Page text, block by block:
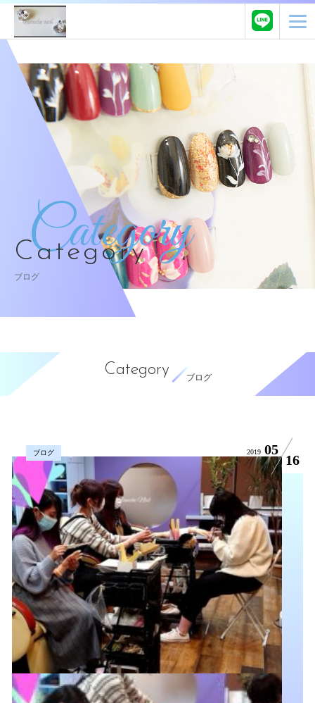
Category
Category
ブログ
Category
ブログ
ブログ 2019 05
16